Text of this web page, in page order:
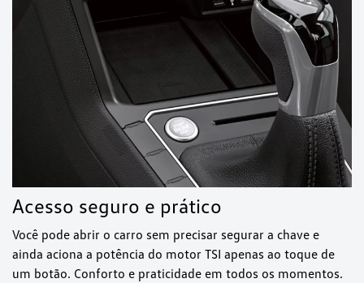
Acesso seguro e prático
Você pode abrir o carro sem precisar segurar a chave e
ainda aciona a potência do motor TSI apenas ao toque de
um botão. Conforto e praticidade em todos os momentos.